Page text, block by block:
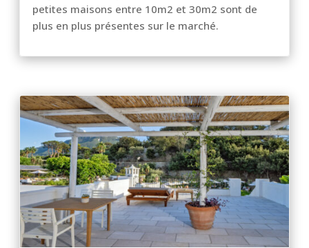
petites maisons entre 10m2 et 30m2 sont de
plus en plus présentes sur le marché.